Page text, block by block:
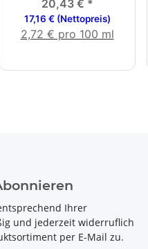
20,43 € *
17,16 € (Nettopreis)
2,72 € pro 100 ml
Ihrer
und jederzeit widerruflich
per E-Mail zu.